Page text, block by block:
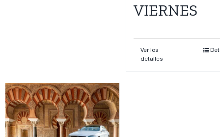
VIERNES
Ver los
detalles